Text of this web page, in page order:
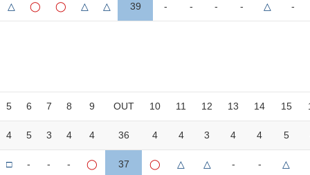
△ ◯ ◯ △ △ 39 - - - - △ -
5 6 7 8 9 OUT 10 11 12 13 14 15
4 5 3 4 4 36 4 4 3 4 4 5
□ - - - ◯ 37 ◯ △ △ - - △